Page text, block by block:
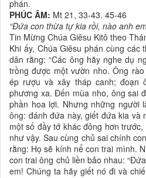
phán.
PHÚC ÂM: Mt 21, 33-43. 45-46
“Ðứa con thừa tự kia rồi, nào anh
Tin Mừng Chúa Giêsu Kitô theo
Khi ấy, Chúa Giêsu phán cùng các
dân rằng: “Các ông hãy nghe dụ
trồng được một vườn nho. Ông
ép rượu và xây tháp canh; đoạn
phương xa. Ðến mùa nho, ông sai
phần hoa lợi. Nhưng những người
ông: đánh đứa này, giết đứa kia và
một số đầy tớ khác đông hơn
như vậy. Sau cùng chủ sai chính
rằng: Họ sẽ kính nể con trai mình.
con trai ông chủ liền bảo nhau:
em! Chúng ta hãy giết nó đi và